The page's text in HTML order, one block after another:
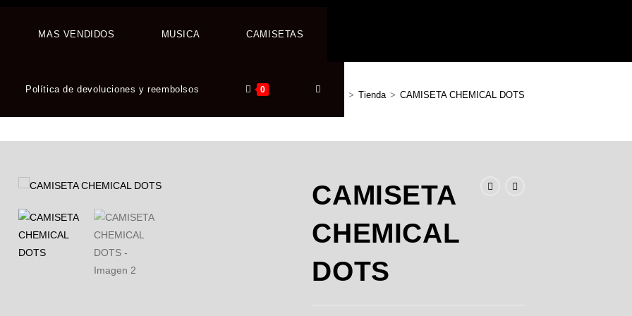
MAS VENDIDOS MUSICA CAMISETAS
Política de devoluciones y reembolsos 0
DOTS > Tienda > CAMISETA CHEMICAL DOTS
CAMISETA
CHEMICAL
DOTS